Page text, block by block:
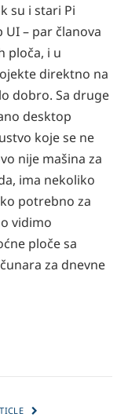
su i stari Pi
– par članova
ploča, i u
direktno na
dobro. Sa druge
desktop
koje se ne
nije mašina za
ima nekoliko
potrebno za
vidimo
ploče sa
za dnevne